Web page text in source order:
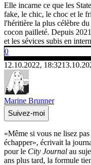
Elle incarne ce que les
fake, le chic, le choc et le
l'héritière la plus célèbre
cocon pailleté. Depuis
et les sévices subis en
0
12.10.2022, 18:32
Marine Brunner
Suivez-moi
«Même si vous ne lisez
échapper», écrivait la
pour le City Journal au
ans plus tard, la formule